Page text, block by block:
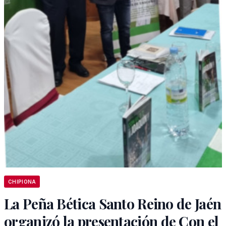
CHIPIONA
La Peña Bética Santo Reino de Jaén
organizó la presentación de Con el